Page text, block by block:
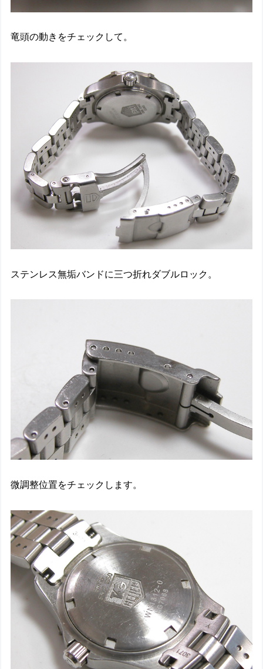
竜頭の動きをチェックして。
ステンレス無垢バンドに三つ折れダブルロック。
微調整位置をチェックします。